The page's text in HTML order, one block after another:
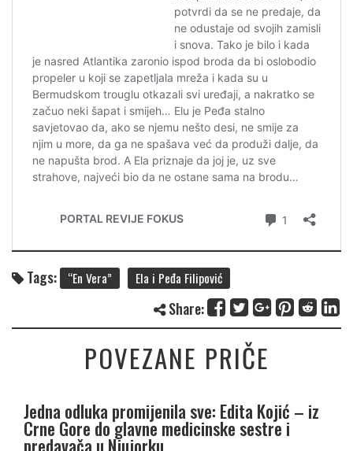
Tags: “En Vera” Ela i Peđa Filipović
Share:
POVEZANE PRIČE
Jedna odluka promijenila sve: Edita Kojić – iz
Crne Gore do glavne medicinske sestre i
predavača u Njujorku